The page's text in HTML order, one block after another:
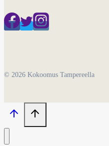
© 2026 Kokoomus Tampereella